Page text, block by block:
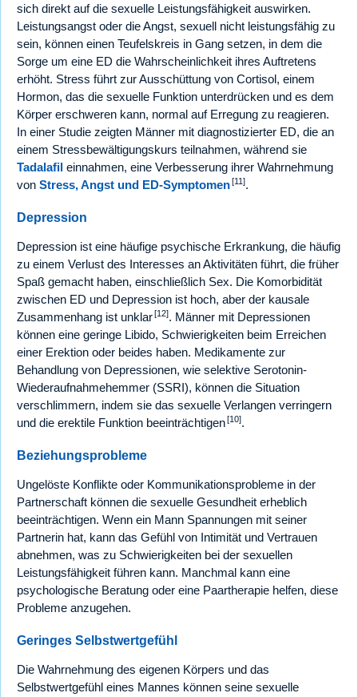
sich direkt auf die sexuelle Leistungsfähigkeit auswirken.
Leistungsangst oder die Angst, sexuell nicht leistungsfähig zu
sein, können einen Teufelskreis in Gang setzen, in dem die
Sorge um eine ED die Wahrscheinlichkeit ihres Auftretens
erhöht. Stress führt zur Ausschüttung von Cortisol, einem
Hormon, das die sexuelle Funktion unterdrücken und es dem
Körper erschweren kann, normal auf Erregung zu reagieren.
In einer Studie zeigten Männer mit diagnostizierter ED, die an
einem Stressbewältigungskurs teilnahmen, während sie
Tadalafil einnahmen, eine Verbesserung ihrer Wahrnehmung
von Stress, Angst und ED-Symptomen[11].
Depression
Depression ist eine häufige psychische Erkrankung, die häufig
zu einem Verlust des Interesses an Aktivitäten führt, die früher
Spaß gemacht haben, einschließlich Sex. Die Komorbidität
zwischen ED und Depression ist hoch, aber der kausale
Zusammenhang ist unklar[12]. Männer mit Depressionen
können eine geringe Libido, Schwierigkeiten beim Erreichen
einer Erektion oder beides haben. Medikamente zur
Behandlung von Depressionen, wie selektive Serotonin-
Wiederaufnahmehemmer (SSRI), können die Situation
verschlimmern, indem sie das sexuelle Verlangen verringern
und die erektile Funktion beeinträchtigen[10].
Beziehungsprobleme
Ungelöste Konflikte oder Kommunikationsprobleme in der
Partnerschaft können die sexuelle Gesundheit erheblich
beeinträchtigen. Wenn ein Mann Spannungen mit seiner
Partnerin hat, kann das Gefühl von Intimität und Vertrauen
abnehmen, was zu Schwierigkeiten bei der sexuellen
Leistungsfähigkeit führen kann. Manchmal kann eine
psychologische Beratung oder eine Paartherapie helfen, diese
Probleme anzugehen.
Geringes Selbstwertgefühl
Die Wahrnehmung des eigenen Körpers und das
Selbstwertgefühl eines Mannes können seine sexuelle